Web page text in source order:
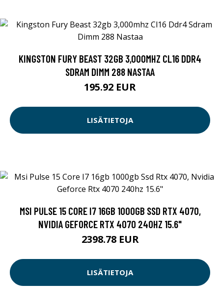
KINGSTON FURY BEAST 32GB 3,000MHZ CL16 DDR4
SDRAM DIMM 288 NASTAA
195.92 EUR
LISÄTIETOJA
MSI PULSE 15 CORE I7 16GB 1000GB SSD RTX 4070,
NVIDIA GEFORCE RTX 4070 240HZ 15.6"
2398.78 EUR
LISÄTIETOJA